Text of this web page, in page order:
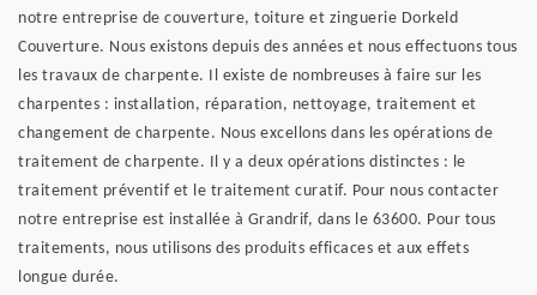
notre entreprise de couverture, toiture et zinguerie Dorkeld
Couverture. Nous existons depuis des années et nous effectuons tous
les travaux de charpente. Il existe de nombreuses à faire sur les
charpentes : installation, réparation, nettoyage, traitement et
changement de charpente. Nous excellons dans les opérations de
traitement de charpente. Il y a deux opérations distinctes : le
traitement préventif et le traitement curatif. Pour nous contacter
notre entreprise est installée à Grandrif, dans le 63600. Pour tous
traitements, nous utilisons des produits efficaces et aux effets
longue durée.